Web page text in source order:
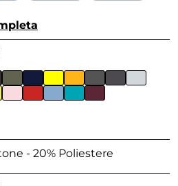
- 20% Poliestere